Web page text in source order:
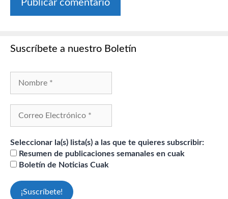
Suscríbete a nuestro Boletín
Seleccionar la(s) lista(s) a las que te quieres subscribir:
Resumen de publicaciones semanales en cuak
Boletín de Noticias Cuak